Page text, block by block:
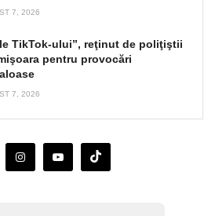
7, 2026
TikTok-ului”, reţinut de poliţiştii
pentru provocări
7, 2026